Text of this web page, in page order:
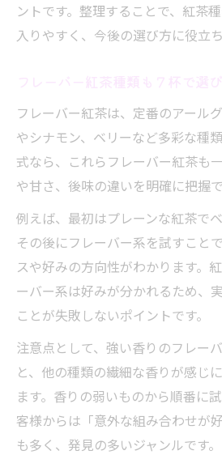
ントです。整理することで、紅茶
入りやすく、今後の選び方に役立ち
フレーバー紅茶は、定番のアール
やシナモン、ベリーなど多彩な種
式なら、これらフレーバー紅茶も
や甘さ、後味の違いを明確に把握で
例えば、最初はプレーンな紅茶で
その後にフレーバー系を試すこと
スや好みの方向性がわかります。
ーバー系は好みが分かれるため、
ことが失敗しないポイントです。
注意点として、強い香りのフレー
と、他の種類の繊細な香りが感じ
ます。香りの弱いものから順番に
客様からは「意外な組み合わせが
も多く、発見の多いジャンルです。